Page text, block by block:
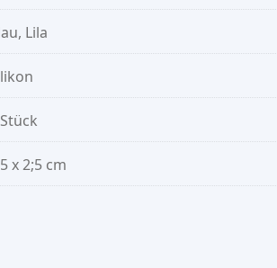
Lila
x 2;5 cm